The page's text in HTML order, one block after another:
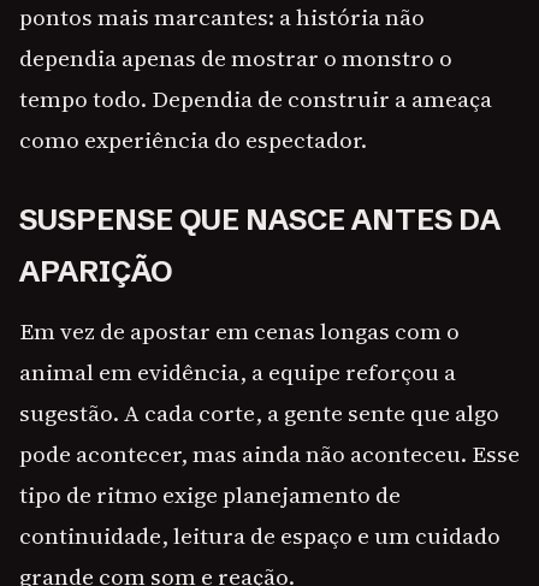
pontos mais marcantes: a história não
dependia apenas de mostrar o monstro o
tempo todo. Dependia de construir a ameaça
como experiência do espectador.
SUSPENSE QUE NASCE ANTES DA
APARIÇÃO
Em vez de apostar em cenas longas com o
animal em evidência, a equipe reforçou a
sugestão. A cada corte, a gente sente que algo
pode acontecer, mas ainda não aconteceu. Esse
tipo de ritmo exige planejamento de
continuidade, leitura de espaço e um cuidado
grande com som e reação.